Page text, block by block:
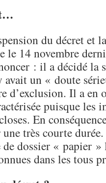
du décret et
le 14 novembre
: il a décidé la
avait un « doute
d’exclusion. Il a en
puisque les
En
très courte
dossier « papier »
dans les tous